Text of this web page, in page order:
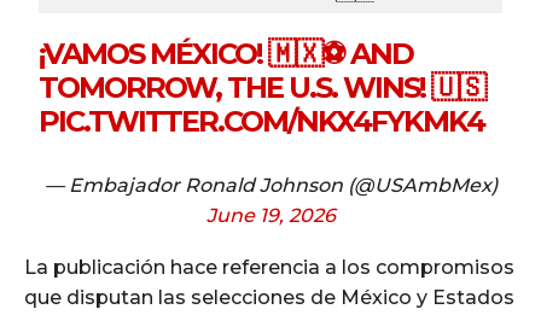
¡VAMOS MÉXICO! 🇲🇽⚽ AND
TOMORROW, THE U.S. WINS! 🇺🇸
PIC.TWITTER.COM/NKX4FYKMK4
— Embajador Ronald Johnson (@USAmbMex)
June 19, 2026
La publicación hace referencia a los compromisos
que disputan las selecciones de México y Estados